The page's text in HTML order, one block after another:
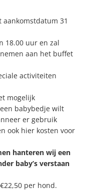
31
18.00 uur en zal
aan het buffet
activiteiten
mogelijk
babybedje wilt
er gebruik
ook hier kosten voor
hanteren wij een
baby’s verstaan
per hond.